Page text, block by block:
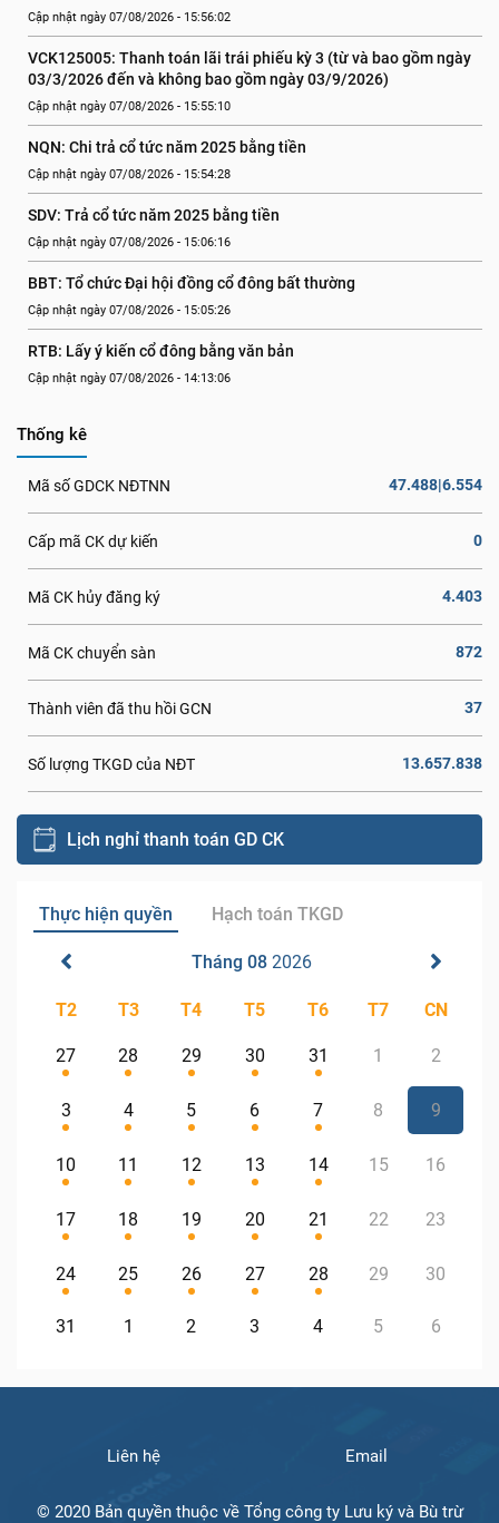
Cập nhật ngày 07/08/2026 - 15:56:02
VCK125005: Thanh toán lãi trái phiếu kỳ 3 (từ và bao gồm ngày
03/3/2026 đến và không bao gồm ngày 03/9/2026)
Cập nhật ngày 07/08/2026 - 15:55:10
NQN: Chi trả cổ tức năm 2025 bằng tiền
Cập nhật ngày 07/08/2026 - 15:54:28
SDV: Trả cổ tức năm 2025 bằng tiền
Cập nhật ngày 07/08/2026 - 15:06:16
BBT: Tổ chức Đại hội đồng cổ đông bất thường
Cập nhật ngày 07/08/2026 - 15:05:26
RTB: Lấy ý kiến cổ đông bằng văn bản
Cập nhật ngày 07/08/2026 - 14:13:06
Thống kê
Mã số GDCK NĐTNN 47.488|6.554
Cấp mã CK dự kiến 0
Mã CK hủy đăng ký 4.403
Mã CK chuyển sàn 872
Thành viên đã thu hồi GCN 37
Số lượng TKGD của NĐT 13.657.838
Lịch nghỉ thanh toán GD CK
Thực hiện quyền Hạch toán TKGD
Tháng 08 2026
T2 T3 T4 T5 T6 T7 CN
27 28 29 30 31 1 2
3 4 5 6 7 8 9
10 11 12 13 14 15 16
17 18 19 20 21 22 23
24 25 26 27 28 29 30
31 1 2 3 4 5 6
Liên hệ Email
© 2020 Bản quyền thuộc về Tổng công ty Lưu ký và Bù trừ